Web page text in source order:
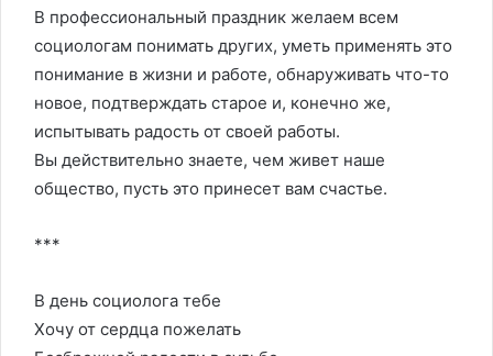
В профессиональный праздник желаем всем
социологам понимать других, уметь применять это
понимание в жизни и работе, обнаруживать что-то
новое, подтверждать старое и, конечно же,
испытывать радость от своей работы.
Вы действительно знаете, чем живет наше
общество, пусть это принесет вам счастье.
***
В день социолога тебе
Хочу от сердца пожелать